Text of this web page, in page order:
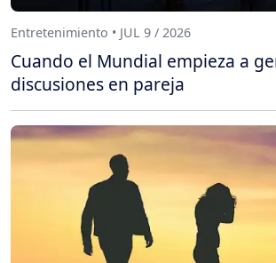
Entretenimiento • JUL 9 / 2026
Cuando el Mundial empieza a
discusiones en pareja